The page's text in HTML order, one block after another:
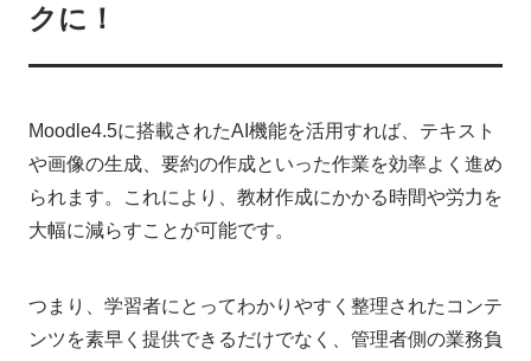
クに！
Moodle4.5に搭載されたAI機能を活用すれば、テキスト
や画像の生成、要約の作成といった作業を効率よく進め
られます。これにより、教材作成にかかる時間や労力を
大幅に減らすことが可能です。
つまり、学習者にとってわかりやすく整理されたコンテ
ンツを素早く提供できるだけでなく、管理者側の業務負